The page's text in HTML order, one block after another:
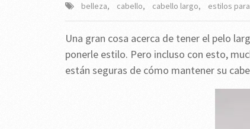
belleza, cabello, cabello largo, estilos
Una gran cosa acerca de tener el pelo
ponerle estilo. Pero incluso con esto,
están seguras de cómo mantener su